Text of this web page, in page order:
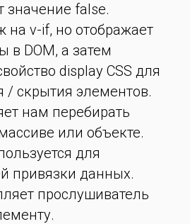
значение false.
на v-if, но отображает
в DOM, а затем
display CSS для
/ скрытия элементов.
нам перебирать
или объекте.
для
привязки данных.
прослушиватель